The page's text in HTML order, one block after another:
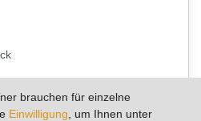
RABATT -38%
brauchen für einzelne
Einwilligung , um Ihnen unter